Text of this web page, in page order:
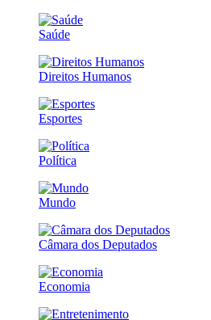
Saúde
Direitos Humanos
Esportes
Política
Mundo
Câmara dos Deputados
Economia